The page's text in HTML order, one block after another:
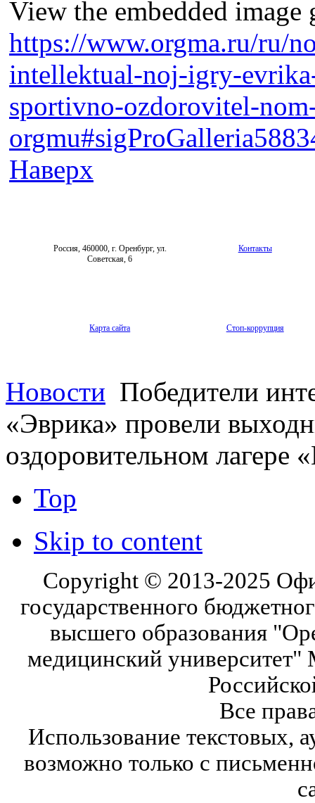
View the embedded
https://www.orgma.ru/ru/
intellektual-noj-igry-
sportivno-ozdorovitel-
Наверх
Россия, 460000, г. Оренбург, ул.
Советская, 6
Контакты
Карта сайта Стоп-коррупция
Новости Победители
«Эврика» провели
оздоровительном
Top
Skip to content
Copyright © 2013-2025
государственного
высшего образования
медицинский университет"
Все
Использование текстовых,
возможно только с